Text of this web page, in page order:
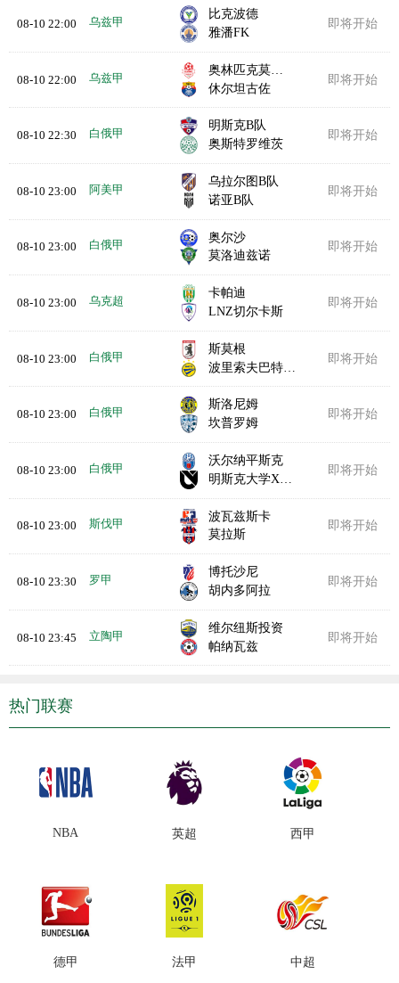
08-10 22:00 乌兹甲
比克波德
雅潘FK
即将开始
08-10 22:00 乌兹甲
奥林匹克莫比兹
休尔坦古佐
即将开始
08-10 22:30 白俄甲
明斯克B队
奥斯特罗维茨
即将开始
08-10 23:00 阿美甲
乌拉尔图B队
诺亚B队
即将开始
08-10 23:00 白俄甲
奥尔沙
莫洛迪兹诺
即将开始
08-10 23:00 乌克超
卡帕迪
LNZ切尔卡斯
即将开始
08-10 23:00 白俄甲
斯莫根
波里索夫巴特B队
即将开始
08-10 23:00 白俄甲
斯洛尼姆
坎普罗姆
即将开始
08-10 23:00 白俄甲
沃尔纳平斯克
明斯克大学X实验室
即将开始
08-10 23:00 斯伐甲
波瓦兹斯卡
莫拉斯
即将开始
08-10 23:30 罗甲
博托沙尼
胡内多阿拉
即将开始
08-10 23:45 立陶甲
维尔纽斯投资
帕纳瓦兹
即将开始
热门联赛
NBA 英超 西甲
德甲 法甲 中超